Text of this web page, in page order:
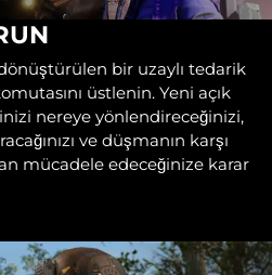
bir uzaylı tedarik
üstlenin. Yeni açık
nereye yönlendireceğinizi,
ve düşmanın karşı
mücadele edeceğinize karar